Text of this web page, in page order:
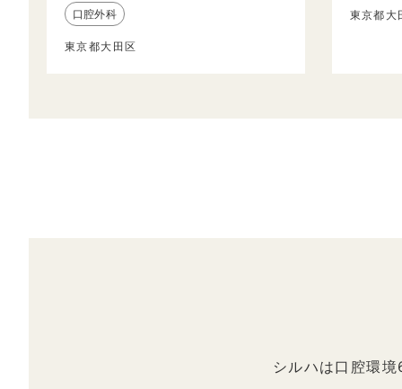
口腔外科
東京都大田区
東京都大
シルハは口腔環